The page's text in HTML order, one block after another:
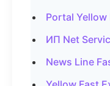
Portal
ИП Net
News Line